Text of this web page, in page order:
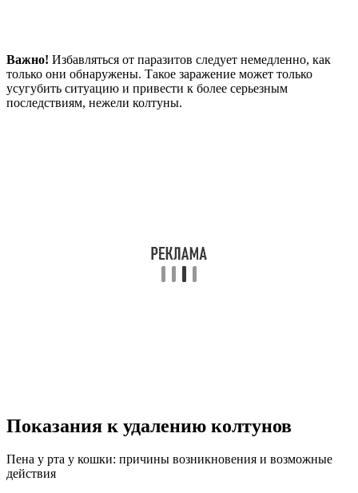
Важно! Избавляться от паразитов следует немедленно, как
только они обнаружены. Такое заражение может только
усугубить ситуацию и привести к более серьезным
последствиям, нежели колтуны.
Показания к удалению колтунов
Пена у рта у кошки: причины возникновения и возможные
действия